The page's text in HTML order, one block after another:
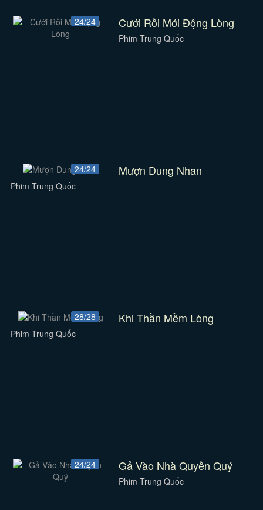
24/24 Cưới Rồi Mới Động Lòng
Phim Trung Quốc
24/24 Mượn Dung Nhan
Phim Trung Quốc
28/28 Khi Thần Mềm Lòng
Phim Trung Quốc
24/24 Gả Vào Nhà Quyền Quý
Phim Trung Quốc